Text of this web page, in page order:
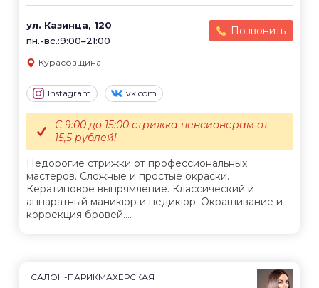
ул. Казинца, 120
пн.-вс.:9:00–21:00
Позвонить
Курасовщина
Instagram vk.com
Недорогие стрижки от профессиональных
мастеров. Сложные и простые окраски.
Кератиновое выпрямление. Классический и
аппаратный маникюр и педикюр. Окрашивание и
коррекция бровей....
С 9:00 до 15:00 стрижка пенсионерам от
15,5 рублей!
САЛОН-ПАРИКМАХЕРСКАЯ